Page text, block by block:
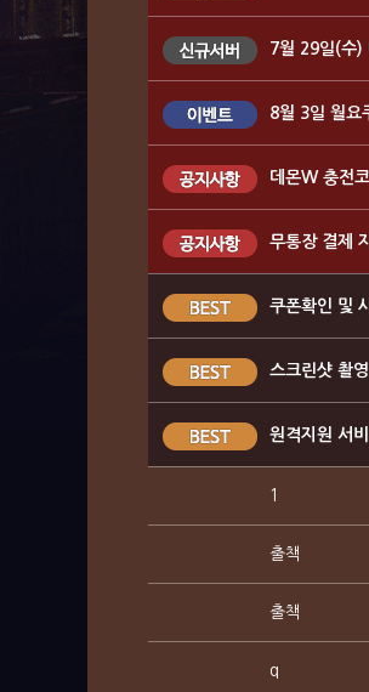
7월 29일(수)
8월 3일 월요
데몬W 충전
무통장 결제
쿠폰확인 및
스크린샷 촬
원격지원 서
1
출책
출책
q